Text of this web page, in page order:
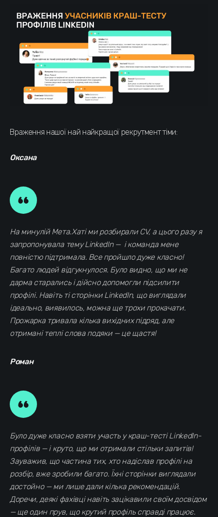
Враження нашої най найкращої рекрутмент тіми:
Оксана
На минулій Мета.Хаті ми розбирали CV, а цього разу я
запропонувала тему LinkedIn — і команда мене
повністю підтримала. Все пройшло дуже класно!
Багато людей відгукнулося. Було видно, що ми не
дарма старались і дійсно допомогли підсилити
профілі. Навіть ті сторінки LinkedIn, що виглядали
ідеально, виявилось, можна ще трохи прокачати.
Прожарка тривала кілька вихідних підряд, але
отримані теплі слова подяки — це щастя!
Роман
Було дуже класно взяти участь у краш-тесті LinkedIn-
профілів — і круто, що ми отримали стільки запитів!
Зауважив, що частина тих, хто надіслав профілі на
розбір, вже зробили багато. Їхні сторінки виглядали
достойно — ми лише дали кілька рекомендацій.
Доречи, деякі фахівці навіть зацікавили своїм досвідом
— ще один прув, що крутий профіль справді працює.